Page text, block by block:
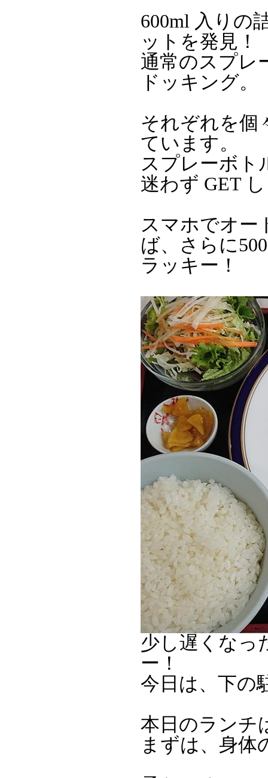
600ml 入りの
ットを発見！
通常のスプレ
ドッキング。
それぞれを個
ています。
スプレーボト
迷わず GET
スマホでオー
ば、さらに
ラッキー！
少し遅くなっ
ー！
今日は、下の
本日のランチ
まずは、身体